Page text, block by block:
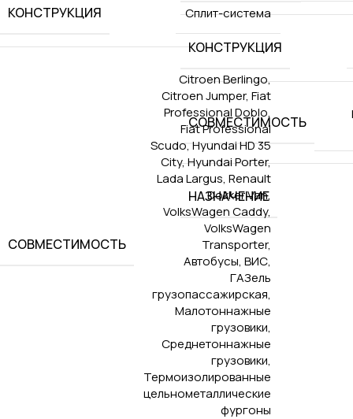
КОНСТРУКЦИЯ Сплит-система
СОВМЕСТИМОСТЬ
Citroen Berlingo,
Citroen Jumper, Fiat
Professional Doblo,
Fiat Professional
Scudo, Hyundai HD 35
City,Hyundai Porter,
Lada Largus, Renault
Dokker Van,
VolksWagen Caddy,
VolksWagen
Transporter,
Автобусы, ВИС,
ГАЗель
грузопассажирская,
Малотоннажные
грузовики,
Среднетоннажные
грузовики,
Термоизолированные
цельнометаллические
фургоны
КОНСТРУКЦИЯ
СОВМЕСТИМОСТЬ
НАЗНАЧЕНИЕ